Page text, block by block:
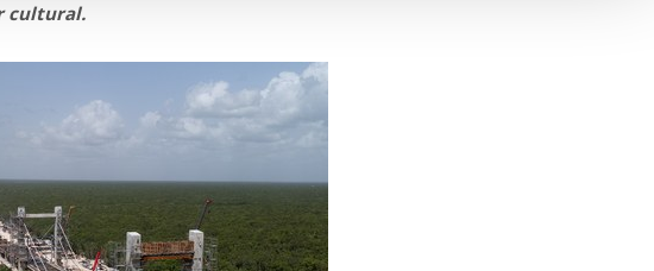
cultural.